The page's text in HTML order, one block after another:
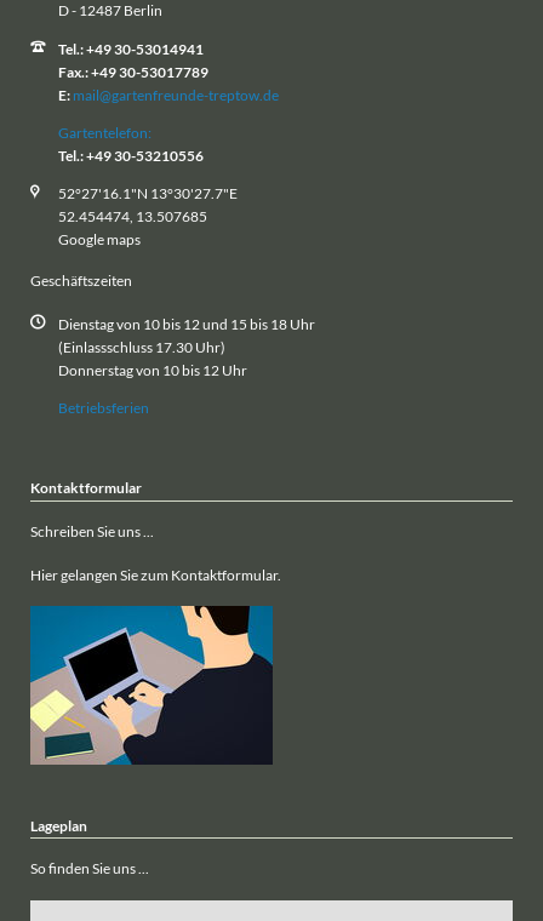
D - 12487 Berlin
Tel.: +49 30-53014941
Fax.: +49 30-53017789
E: mail@gartenfreunde-treptow.de
Gartentelefon:
Tel.: +49 30-53210556
52°27'16.1"N 13°30'27.7"E
52.454474, 13.507685
Google maps
Geschäftszeiten
Dienstag von 10 bis 12 und 15 bis 18 Uhr
(Einlassschluss 17.30 Uhr)
Donnerstag von 10 bis 12 Uhr
Betriebsferien
Kontaktformular
Schreiben Sie uns ...
Hier gelangen Sie zum Kontaktformular.
Lageplan
So finden Sie uns ...